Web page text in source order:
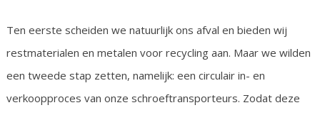
Ten eerste scheiden we natuurlijk ons afval en bieden wij
restmaterialen en metalen voor recycling aan. Maar we wilden
een tweede stap zetten, namelijk: een circulair in- en
verkoopproces van onze schroeftransporteurs. Zodat deze